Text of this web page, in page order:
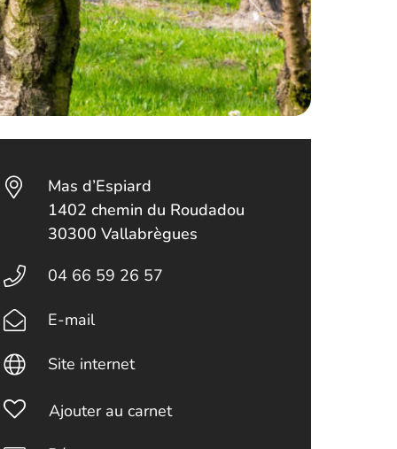
Mas d’Espiard
1402 chemin du Roudadou
30300 Vallabrègues
04 66 59 26 57
E-mail
Site internet
Ajouter au carnet